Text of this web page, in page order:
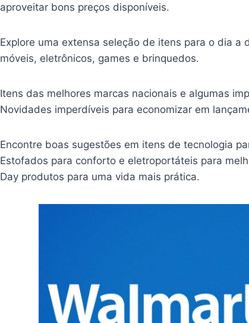
aproveitar bons preços disponíveis.
Explore uma extensa seleção de itens para o dia a
móveis, eletrônicos, games e brinquedos.
Itens das melhores marcas nacionais e algumas
Novidades imperdíveis para economizar em
Encontre boas sugestões em itens de tecnologia
Estofados para conforto e eletroportáteis para
Day produtos para uma vida mais prática.